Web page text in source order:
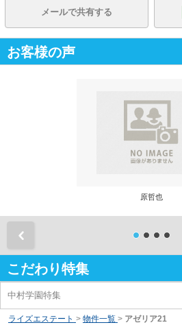
メールで共有する
お客様の声
原哲也
こだわり特集
中村学園特集
ライズエステート > 物件一覧 > アゼリア21